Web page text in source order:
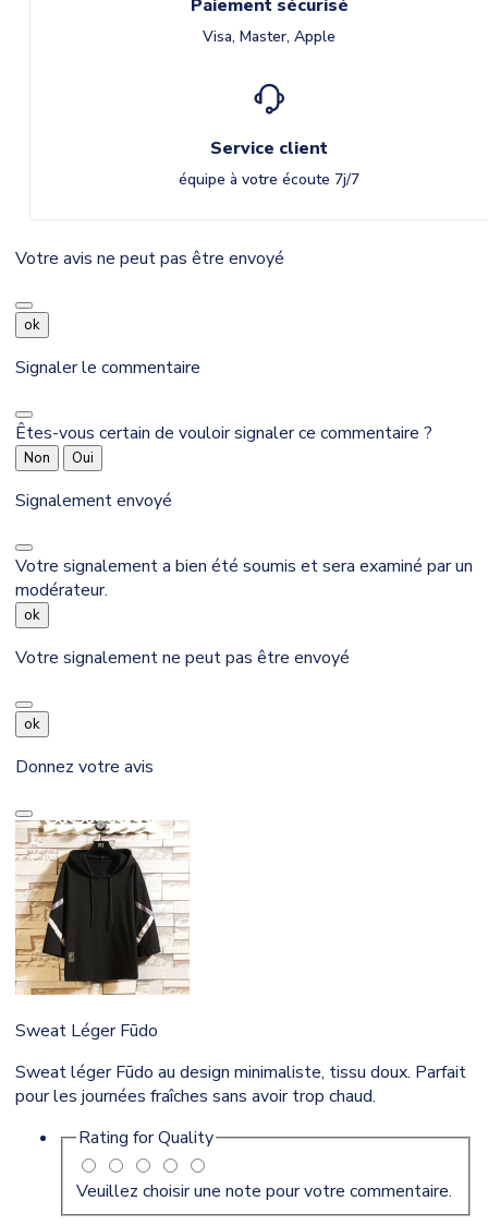
Paiement sécurisé
Visa, Master, Apple
Service client
équipe à votre écoute 7j/7
Votre avis ne peut pas être envoyé
ok
Signaler le commentaire
Êtes-vous certain de vouloir signaler ce commentaire ?
Non Oui
Signalement envoyé
Votre signalement a bien été soumis et sera examiné par un
modérateur.
ok
Votre signalement ne peut pas être envoyé
ok
Donnez votre avis
Sweat Léger Fūdo
Sweat léger Fūdo au design minimaliste, tissu doux. Parfait
pour les journées fraîches sans avoir trop chaud.
Rating forQuality
Veuillez choisir une note pour votre commentaire.